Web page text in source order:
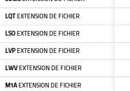
LQTEXTENSION DE FICHIER
LSO EXTENSION DE FICHIER
LVPEXTENSION DE FICHIER
LWVEXTENSION DE FICHIER
M1AEXTENSION DE FICHIER